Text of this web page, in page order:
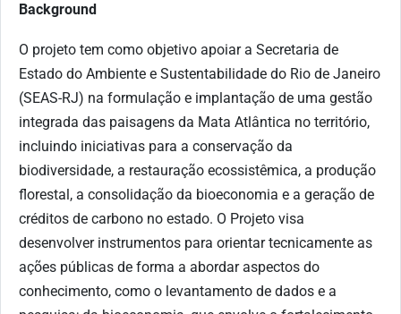
Background
O projeto tem como objetivo apoiar a Secretaria de
Estado do Ambiente e Sustentabilidade do Rio de Janeiro
(SEAS-RJ) na formulação e implantação de uma gestão
integrada das paisagens da Mata Atlântica no território,
incluindo iniciativas para a conservação da
biodiversidade, a restauração ecossistêmica, a produção
florestal, a consolidação da bioeconomia e a geração de
créditos de carbono no estado. O Projeto visa
desenvolver instrumentos para orientar tecnicamente as
ações públicas de forma a abordar aspectos do
conhecimento, como o levantamento de dados e a